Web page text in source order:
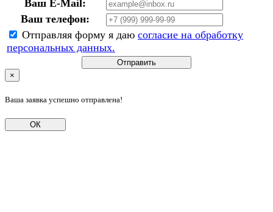
Ваш E-Mail:
Ваш телефон:
Отправляя форму я даю согласие на обработку
персональных данных.
Отправить
×
Ваша заявка успешно отправлена!
ОК